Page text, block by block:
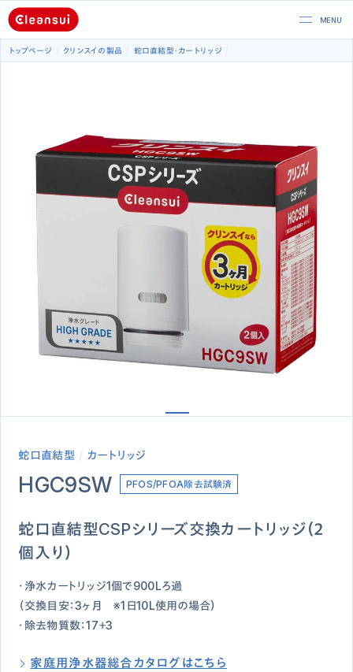
トップページ クリンスイの製品 蛇口直結型 カートリッジ
蛇口直結型 カートリッジ
HGC9SW PFOS/PFOA除去試験済
蛇口直結型CSPシリーズ交換カートリッジ（２
個入り）
・浄水カートリッジ1個で900Lろ過
（交換目安：3ヶ月 ※1日10L使用の場合）
・除去物質数：17＋3
家庭用浄水器総合カタログはこちら